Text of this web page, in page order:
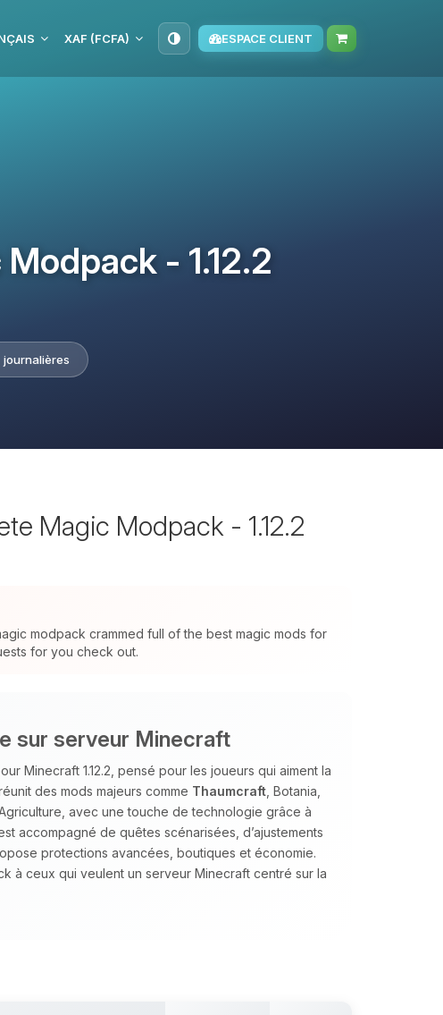
XAF (FCFA) ESPACE CLIENT
- 1.12.2
Magic Modpack - 1.12.2
modpack crammed full of the best magic mods for
for you check out.
sur serveur Minecraft
Minecraft 1.12.2, pensé pour les joueurs qui aiment la
des mods majeurs comme Thaumcraft , Botania,
avec une touche de technologie grâce à
accompagné de quêtes scénarisées, d’ajustements
protections avancées, boutiques et économie.
à ceux qui veulent un serveur Minecraft centré sur la